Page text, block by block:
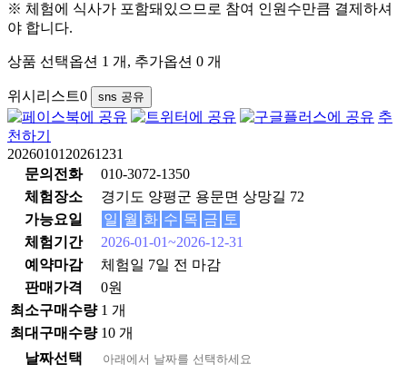
※ 체험에 식사가 포함돼있으므로 참여 인원수만큼 결제하셔
야 합니다.
상품 선택옵션 1 개, 추가옵션 0 개
위시리스트0 sns 공유
추
천하기
2026010120261231
문의전화
010-3072-1350
체험장소
경기도 양평군 용문면 상망길 72
가능요일
일 월 화 수 목 금 토
체험기간
2026-01-01~2026-12-31
예약마감
체험일 7일 전 마감
판매가격
0원
최소구매수량 1 개
최대구매수량 10 개
날짜선택